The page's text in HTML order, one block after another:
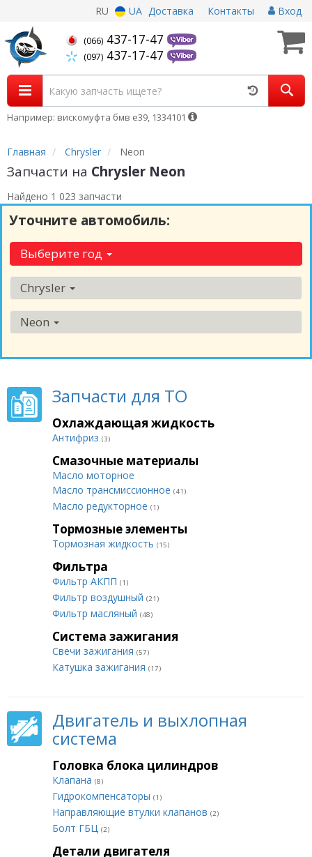
RU UA Доставка Контакты Вход
(066) 437-17-47
(097) 437-17-47
Например: вискомуфта бмв е39, 1334101
Главная Chrysler Neon
Запчасти на Chrysler Neon
Найдено 1 023 запчасти
Уточните автомобиль:
Выберите год
Chrysler
Neon
Запчасти для ТО
Охлаждающая жидкость
Антифриз (3)
Смазочные материалы
Масло моторное
Масло трансмиссионное (41)
Масло редукторное (1)
Тормозные элементы
Тормозная жидкость (15)
Фильтра
Фильтр АКПП (1)
Фильтр воздушный (21)
Фильтр масляный (48)
Система зажигания
Свечи зажигания (57)
Катушка зажигания (17)
Двигатель и выхлопная
система
Головка блока цилиндров
Клапана (8)
Гидрокомпенсаторы (1)
Направляющие втулки клапанов (2)
Болт ГБЦ (2)
Детали двигателя